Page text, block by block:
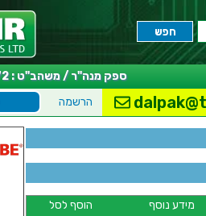
ספק מנה"ר / משהב"ט : 083-074572
הרשמה
מידע נוסף הוסף לסל